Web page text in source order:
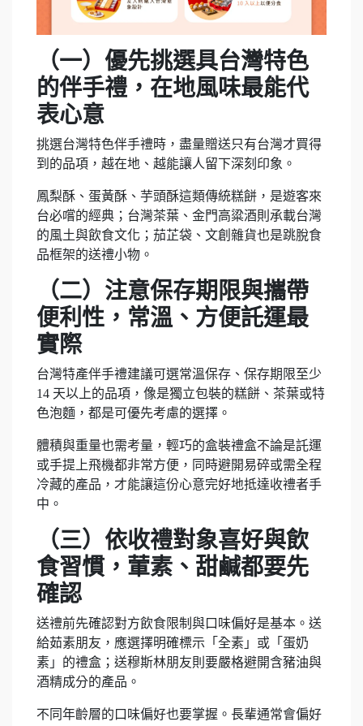
（一）優先挑選具台灣特色
的伴手禮，在地風味最能代
表心意
挑選台灣特色伴手禮時，盡量贈送只有台灣才買得
到的品項，越在地、越能讓人留下深刻印象。
鳳梨酥、蛋黃酥、芋頭酥這類傳統糕餅，是遊客來
台必嚐的經典；台灣茶葉、金門高粱酒則承載台灣
的風土與飲食文化；茄芷袋、文創雜貨也是跳脫食
品框架的送禮小物。
（二）注意保存期限與攜帶
便利性，常溫、方便託運最
實際
台灣特產伴手禮建議可選常溫保存、保存期限至少
14 天以上的品項，像是獨立包裝的糕餅、茶葉或特
色泡麵，都是可優先考慮的選擇。
體積與重量也需考量，輕巧的盒裝禮盒不論是託運
或手提上飛機都非常方便，同時避開易碎或需全程
冷藏的產品，才能讓這份心意完好地抵達收禮者手
中。
（三）依收禮對象喜好與飲
食習慣，葷素、甜鹹都要先
確認
送禮前先確認對方飲食限制與口味偏好是基本。送
給茹素朋友，應選擇明確標示「全素」或「蛋奶
素」的禮盒；送穆斯林朋友則要嚴格避開含豬油與
酒精成分的產品。
不同年齡層的口味偏好也要掌握。長輩通常會偏好